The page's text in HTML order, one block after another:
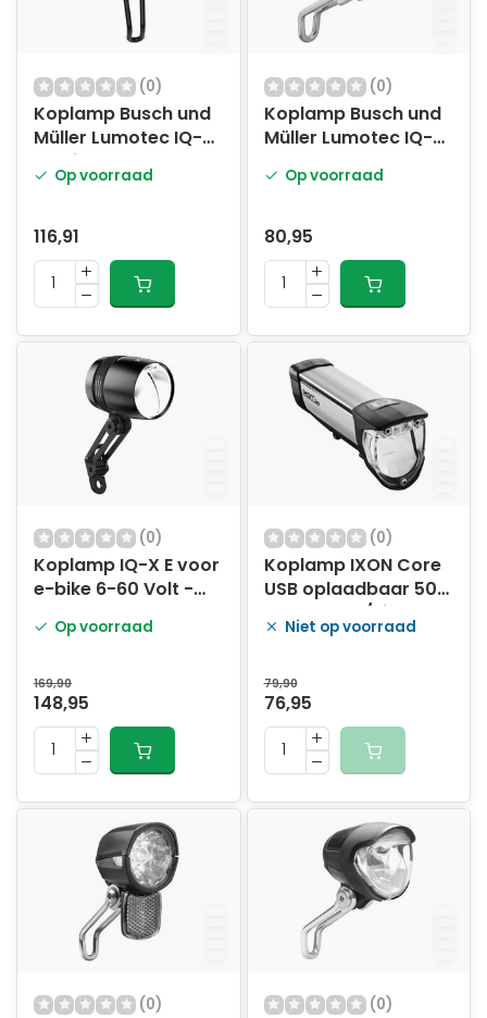
(0)
Koplamp Busch und
Müller Lumotec IQ-
XS High Beam voor
e-bike 9-48 Volt -
Op voorraad
116,91
(0)
Koplamp Busch und
Müller Lumotec IQ-
naafdynamo - 70
Op voorraad
80,95
(0)
Koplamp IQ-X E voor
e-bike 6-60 Volt -
Op voorraad
169,90
148,95
(0)
Koplamp IXON Core
USB oplaadbaar 50
Lux - zwart/zilver
Niet op voorraad
79,90
76,95
(0) (0)